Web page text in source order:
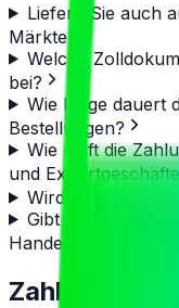
Liefern Sie auch
Märkte?
Welche
bei?
Wie lange dauert
Bestellungen?
Wie läuft die
und
Wird der Grade-
Gibt es ein